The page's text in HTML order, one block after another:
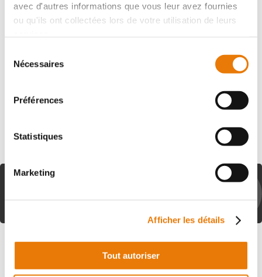
avec d'autres informations que vous leur avez fournies
ou qu'ils ont collectées lors de votre utilisation de leurs
Nécessaires
Préférences
Statistiques
Marketing
Afficher les détails
Tout autoriser
BORDEAUX
Situé au coeur de la zone d'activités de Bordeaux Nord
sortie rocade n°4a, Consultimo vous propose un local
LES CLIENTS AYANT VU CETTE
Local d'activité